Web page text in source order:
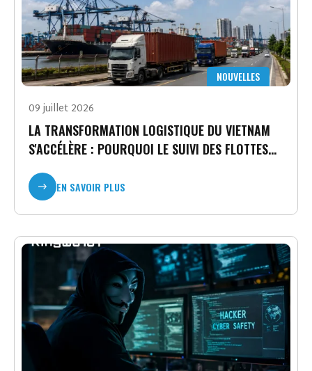
NOUVELLES
09 juillet 2026
LA TRANSFORMATION LOGISTIQUE DU VIETNAM
S'ACCÉLÈRE : POURQUOI LE SUIVI DES FLOTTES
EN SAVOIR PLUS